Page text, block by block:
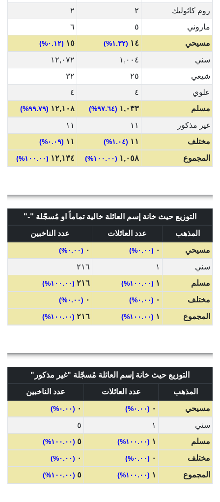
روم كاثوليك
٢
٢
ماروني
٥
٦
مسيحي
١٤ (١.٣٢%) ١٥ (٠.١٢%)
سني ١,٠٠٤
١٢,٠٧٢
شيعي
٢٥
٣٢
علوي
٤
٤
مسلم
١,٠٣٣ (٩٧.٦٤%) ١٢,١٠٨ (٩٩.٧٩%)
غير مذكور ١١
١١
مختلف
١١ (١.٠٤%) ١١ (٠.٠٩%)
المجموع ١,٠٥٨ (١٠٠.٠٠%) ١٢,١٣٤ (١٠٠.٠٠%)
التوزيع حيث خانة إسم العائلة خالية تماماً او مُسجّلة "-"
المذهب
عدد العائلات
عدد الناخبين
مسيحي
٠ (٠.٠٠%) ٠ (٠.٠٠%)
سني ١
٢١٦
مسلم
١ (١٠٠.٠٠%) ٢١٦ (١٠٠.٠٠%)
مختلف ٠ (٠.٠٠%) ٠ (٠.٠٠%)
المجموع ١ (١٠٠.٠٠%) ٢١٦ (١٠٠.٠٠%)
التوزيع حيث خانة إسم العائلة مُسجّلة "غير مذكور"
المذهب
عدد العائلات
عدد الناخبين
مسيحي
٠ (٠.٠٠%) ٠ (٠.٠٠%)
سني ١
٥
مسلم
١ (١٠٠.٠٠%) ٥ (١٠٠.٠٠%)
مختلف ٠ (٠.٠٠%) ٠ (٠.٠٠%)
المجموع ١ (١٠٠.٠٠%) ٥ (١٠٠.٠٠%)